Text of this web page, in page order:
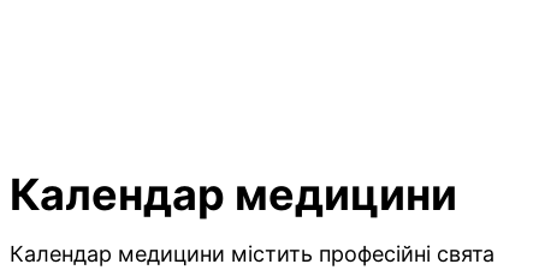
Календар медицини
Календар медицини містить професійні свята